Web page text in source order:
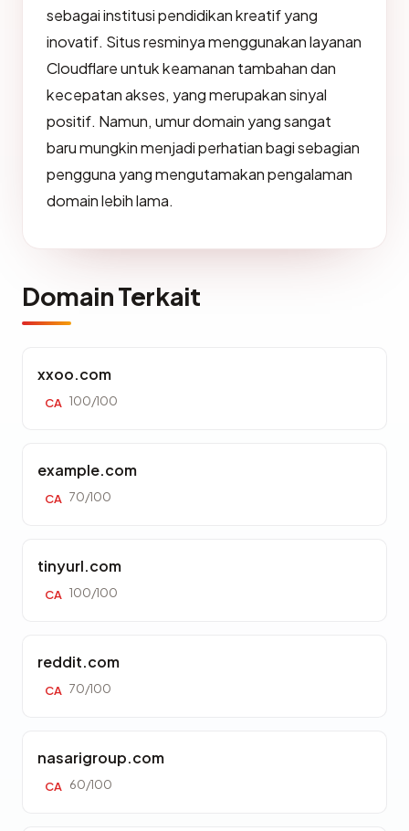
sebagai institusi pendidikan kreatif yang
inovatif. Situs resminya menggunakan layanan
Cloudflare untuk keamanan tambahan dan
kecepatan akses, yang merupakan sinyal
positif. Namun, umur domain yang sangat
baru mungkin menjadi perhatian bagi sebagian
pengguna yang mengutamakan pengalaman
domain lebih lama.
Domain Terkait
xxoo.com
CA 100/100
example.com
CA 70/100
tinyurl.com
CA 100/100
reddit.com
CA 70/100
nasarigroup.com
CA 60/100